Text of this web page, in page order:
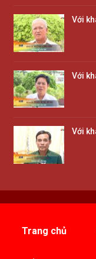
Với
Với
Với
Trang chủ